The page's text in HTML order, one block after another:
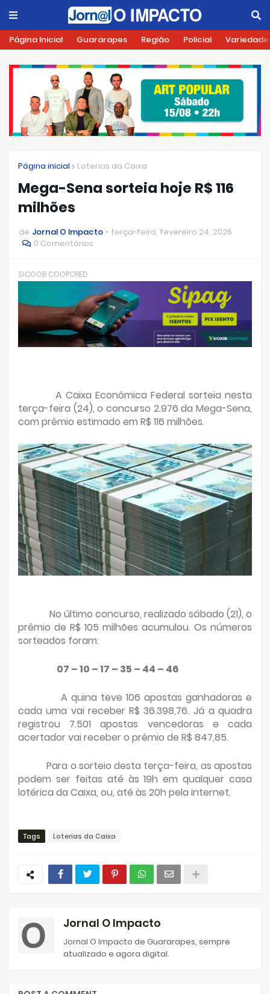
Página Inicial Guararapes Região Policial
Página inicial Loterias da Caixa
Mega-Sena sorteia hoje R$ 116
milhões
de Jornal O Impacto
terça-feira, fevereiro 24, 2026
0 Comentários
SICOOB COOPCRED
A Caixa Econômica Federal sorteia nesta
terça-feira (24), o concurso 2.976 da Mega-Sena,
com prêmio estimado em R$ 116 milhões.
No último concurso, realizado sábado (21), o
prêmio de R$ 105 milhões acumulou. Os números
sorteados foram:
07 – 10 – 17 – 35 – 44 – 46
A quina teve 106 apostas ganhadoras e
cada uma vai receber R$ 36.398,76. Já a quadra
registrou 7.501 apostas vencedoras e cada
acertador vai receber o prêmio de R$ 847,85.
Para o sorteio desta terça-feira, as apostas
podem ser feitas até às 19h em qualquer casa
lotérica da Caixa, ou, até às 20h pela internet.
Tags Loterias da Caixa
Jornal O Impacto
Jornal O Impacto de Guararapes, sempre
atualizado e agora digital.